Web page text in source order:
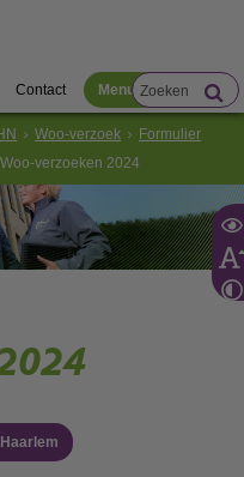
Contact Menu
Woo-verzoek
Formulier
Woo-verzoeken 2024